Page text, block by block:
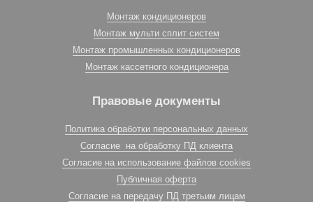
Монтаж кондиционеров
Монтаж мульти сплит систем
Монтаж промышленных кондиционеров
Монтаж кассетного кондиционера
Правовые документы
Политика обработки персональных данных
Согласие на обработку ПД клиента
Согласие на использование файлов cookies
Публичная оферта
Согласие на передачу ПД третьим лицам